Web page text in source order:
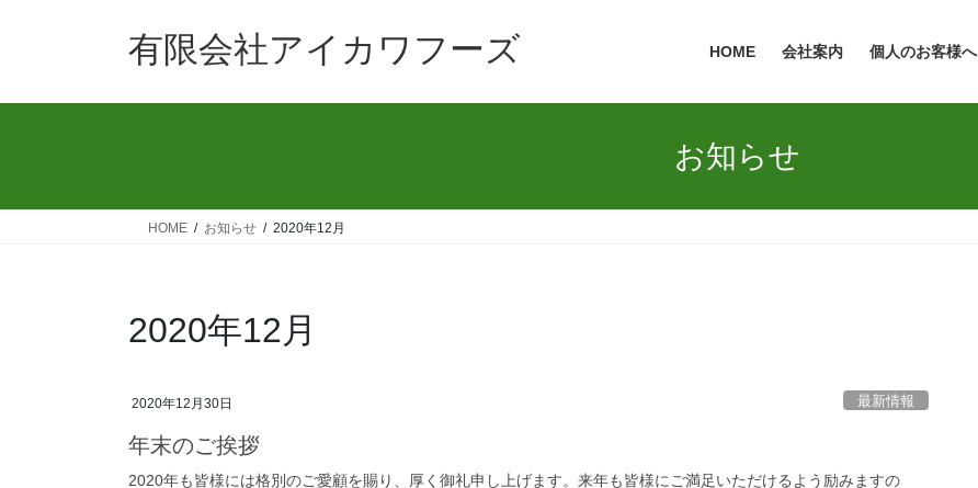
有限会社アイカワフーズ HOME 会社案内 個人のお客様へ
お知らせ
HOME お知らせ 2020年12月
2020年12月
2020年12月30日 最新情報
年末のご挨拶
2020年も皆様には格別のご愛顧を賜り、厚く御礼申し上げます。来年も皆様にご満足いただけるよう励みますの